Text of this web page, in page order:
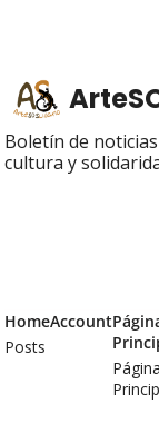
Boletín de
cultura y
Home
Posts
Account